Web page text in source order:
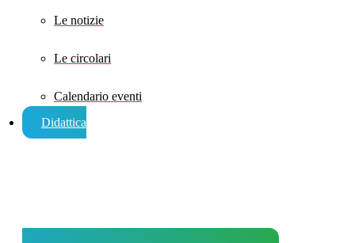
Le notizie
Le circolari
Calendario eventi
Didattica